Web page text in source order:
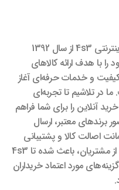
فروشگاه اینترنتی 4s3 از سال 1392
را با هدف ارائه کالاهای
کیفیت و خدمات حرفه‌ای آغاز
در تلاشیم تا تجربه‌ای
آنلاین را برای شما فراهم
برندهای معتبر، ارسال
اصالت کالا و پشتیبانی
همیشگی از مشتریان، باعث شده تا 4s3
مورد اعتماد خریداران